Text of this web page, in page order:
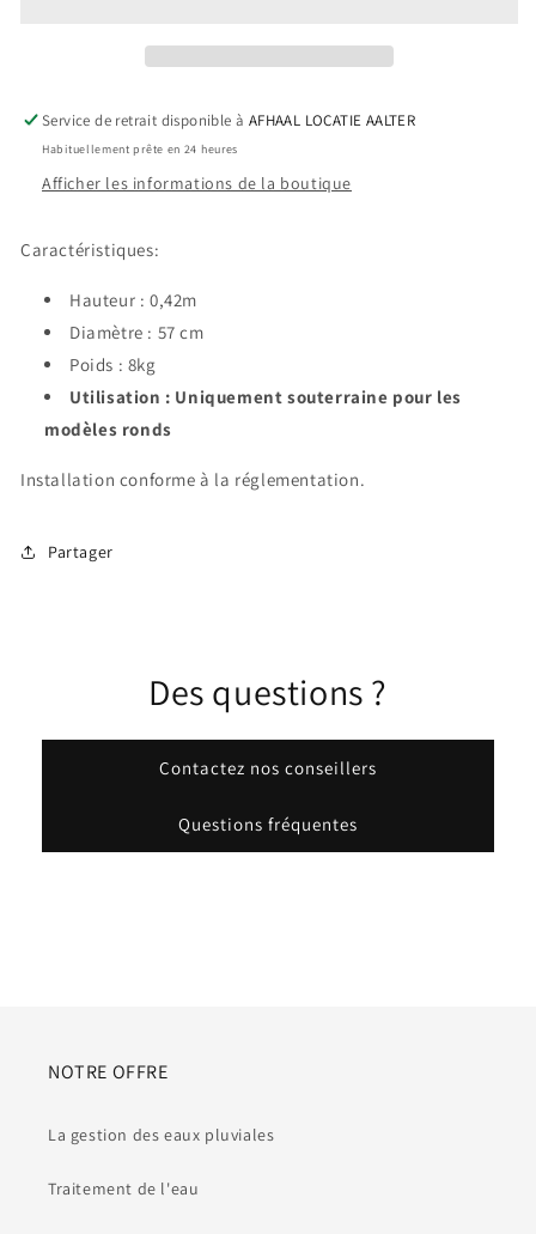
Service de retrait disponible à AFHAAL LOCATIE AALTER
Habituellement prête en 24 heures
Afficher les informations de la boutique
Caractéristiques:
Hauteur : 0,42m
Diamètre : 57 cm
Poids : 8kg
Utilisation : Uniquement souterraine pour les
modèles ronds
Installation conforme à la réglementation.
Partager
Des questions ?
Contactez nos conseillers
Questions fréquentes
NOTRE OFFRE
La gestion des eaux pluviales
Traitement de l'eau